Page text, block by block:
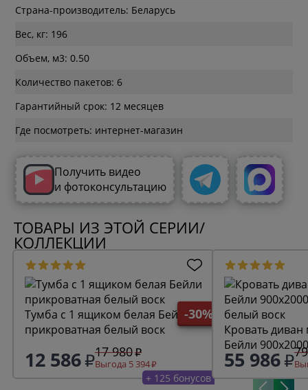
Страна-производитель: Беларусь
Вес, кг: 196
Объем, м3: 0.50
Количество пакетов: 6
Гарантийный срок: 12 месяцев
Где посмотреть: интернет-магазин
Получить видео
и фотоконсультацию
ТОВАРЫ ИЗ ЭТОЙ СЕРИИ/
КОЛЛЕКЦИИ
-30%
Тумба с 1 ящиком белая Бейли
прикроватная белый воск
12 586 17 980
Выгода 5 394
+ 125 бонусов
Кровать
Бейли
белый воск
55 986